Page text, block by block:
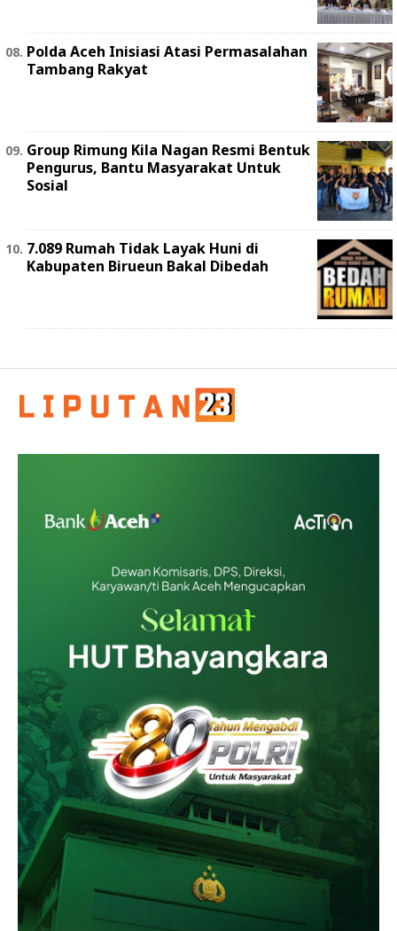
Polda Aceh Inisiasi Atasi Permasalahan
Tambang Rakyat
Group Rimung Kila Nagan Resmi Bentuk
Pengurus, Bantu Masyarakat Untuk
Sosial
7.089 Rumah Tidak Layak Huni di
Kabupaten Birueun Bakal Dibedah